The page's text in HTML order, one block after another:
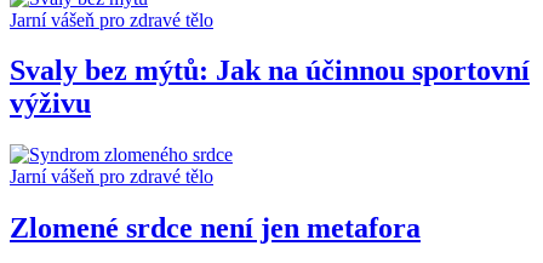
Jarní vášeň pro zdravé tělo
Svaly bez mýtů: Jak na účinnou sportovní
výživu
Jarní vášeň pro zdravé tělo
Zlomené srdce není jen metafora